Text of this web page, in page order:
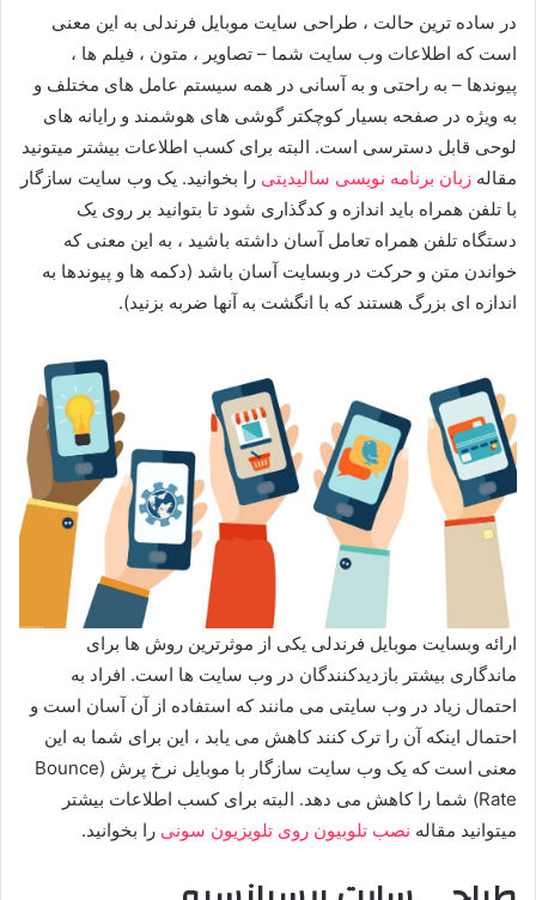
در ساده ترین حالت ، طراحی سایت موبایل فرندلی به این معنی
است که اطلاعات وب سایت شما – تصاویر ، متون ، فیلم ها ،
پیوندها – به راحتی و به آسانی در همه سیستم عامل های مختلف و
به ویژه در صفحه بسیار کوچکتر گوشی های هوشمند و رایانه های
لوحی قابل دسترسی است. البته برای کسب اطلاعات بیشتر میتونید
مقاله زبان برنامه نویسی سالیدیتی را بخوانید. یک وب سایت سازگار
با تلفن همراه باید اندازه و کدگذاری شود تا بتوانید بر روی یک
دستگاه تلفن همراه تعامل آسان داشته باشید ، به این معنی که
خواندن متن و حرکت در وبسایت آسان باشد (دکمه ها و پیوندها به
اندازه ای بزرگ هستند که با انگشت به آنها ضربه بزنید).
ارائه وبسایت موبایل فرندلی یکی از موثرترین روش ها برای
ماندگاری بیشتر بازدیدکنندگان در وب سایت ها است. افراد به
احتمال زیاد در وب سایتی می مانند که استفاده از آن آسان است و
احتمال اینکه آن را ترک کنند کاهش می یابد ، این برای شما به این
معنی است که یک وب سایت سازگار با موبایل نرخ پرش (Bounce
Rate) شما را کاهش می دهد. البته برای کسب اطلاعات بیشتر
میتوانید مقاله نصب تلوبیون روی تلویزیون سونی را بخوانید.